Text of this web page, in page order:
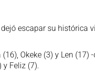
escapar su histórica
Okeke (3) y Len (17)
y Feliz (7).